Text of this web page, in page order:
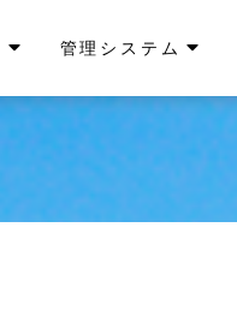
管理システム